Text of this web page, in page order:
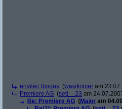
envitec Biogas (wasikonier am
Premiere AG (seti__23 am
Re: Premiere AG (Major am